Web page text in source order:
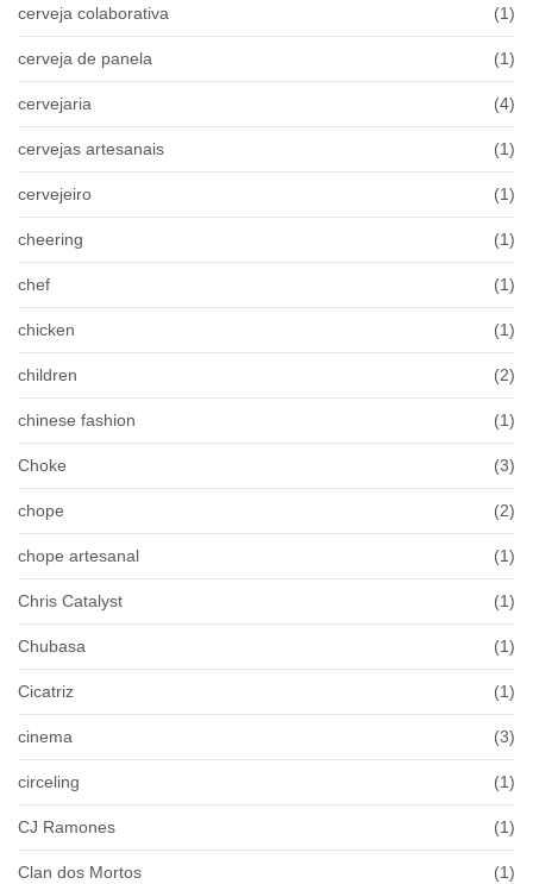
cerveja colaborativa (1)
cerveja de panela (1)
cervejaria (4)
cervejas artesanais (1)
cervejeiro (1)
cheering (1)
chef (1)
chicken (1)
children (2)
chinese fashion (1)
Choke (3)
chope (2)
chope artesanal (1)
Chris Catalyst (1)
Chubasa (1)
Cicatriz (1)
cinema (3)
circeling (1)
CJ Ramones (1)
Clan dos Mortos (1)